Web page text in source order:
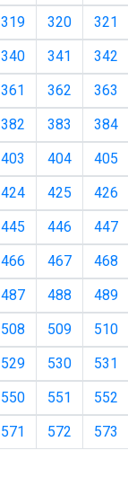
319 320 321
340 341 342
361 362 363
382 383 384
403 404 405
424 425 426
445 446 447
466 467 468
487 488 489
508 509 510
529 530 531
550 551 552
571 572 573